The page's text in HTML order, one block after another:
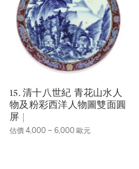
15. 清十八世紀 青花山水人
物及粉彩西洋人物圖雙面圓
屏 |
估價 4,000 – 6,000 歐元